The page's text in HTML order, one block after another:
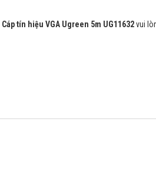
Cáp tín hiệu VGA Ugreen 5m UG11632vui